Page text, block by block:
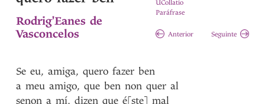
UCollatio
Paráfrase
Anterior Seguinte
Rodrig'Eanes de
Vasconcelos
Se eu, amiga, quero fazer ben
a meu amigo, que ben non quer al
senon a mí, dizen que é[ste] mal